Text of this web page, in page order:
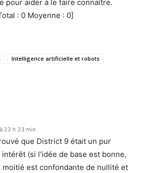
pour aider à le faire connaître.
: 0Moyenne : 0]
Intelligence artificielle et robots
23 h 23 min
que District 9 était un pur
intérêt (si l’idée de base est bonne,
moitié est confondante de nullité et